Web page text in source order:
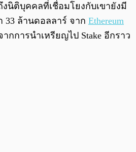
งนิติบุคคลที่เชื่อมโยงกับเขายังมี
33 ล้านดอลลาร์ จาก Ethereum
กการนำเหรียญไป Stake อีกราว